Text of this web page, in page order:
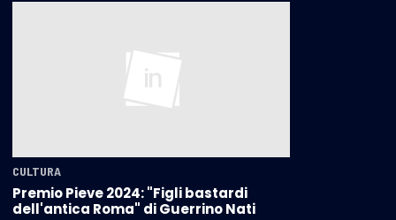
CULTURA
Premio Pieve 2024: "Figli bastardi
dell'antica Roma" di Guerrino Nati